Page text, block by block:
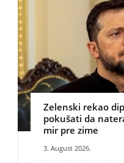
Zelenski rekao
pokušati da
mir pre zime
3. August 2026.